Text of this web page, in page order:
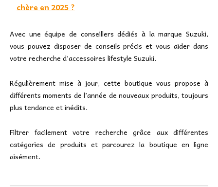
chère en 2025 ?
Avec une équipe de conseillers dédiés à la marque Suzuki,
vous pouvez disposer de conseils précis et vous aider dans
votre recherche d’accessoires lifestyle Suzuki.
Régulièrement mise à jour, cette boutique vous propose à
différents moments de l’année de nouveaux produits, toujours
plus tendance et inédits.
Filtrer facilement votre recherche grâce aux différentes
catégories de produits et parcourez la boutique en ligne
aisément.